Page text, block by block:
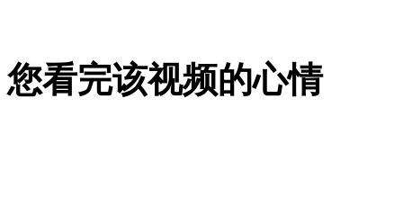
中国就“毒驾入刑”作进一步调研
您看完该视频的心情